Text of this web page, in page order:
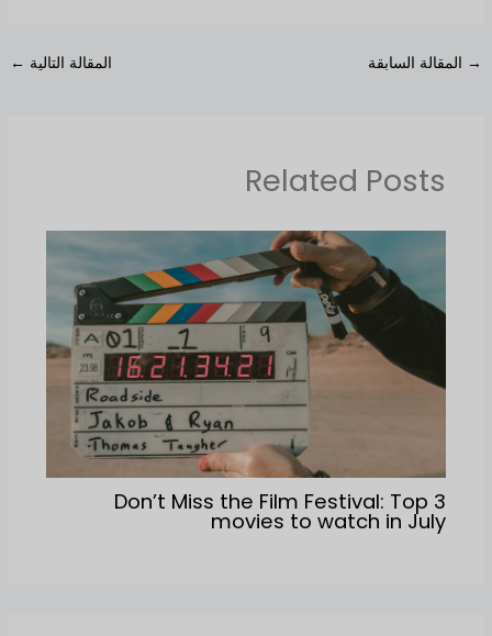
→ المقالة السابقة المقالة التالية ←
Related Posts
Don’t Miss the Film Festival: Top 3
movies to watch in July